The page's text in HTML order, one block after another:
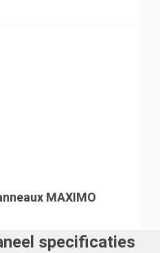
MAXIMO
specificaties